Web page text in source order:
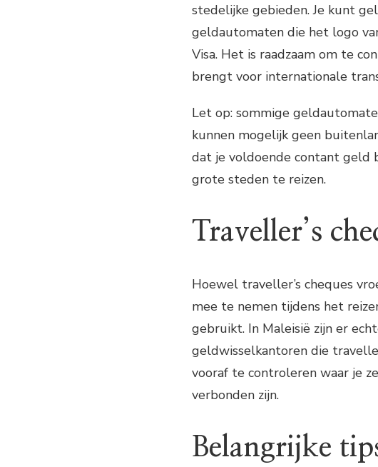
stedelijke gebieden. Je kunt
geldautomaten die het logo
Visa. Het is raadzaam om te
brengt voor internationale
Let op: sommige
kunnen mogelijk geen
dat je voldoende contant geld
grote steden te reizen.
Traveller’s
Hoewel traveller’s cheques
mee te nemen tijdens het
gebruikt. In Maleisië zijn er
geldwisselkantoren die
vooraf te controleren waar je
verbonden zijn.
Belangrijke